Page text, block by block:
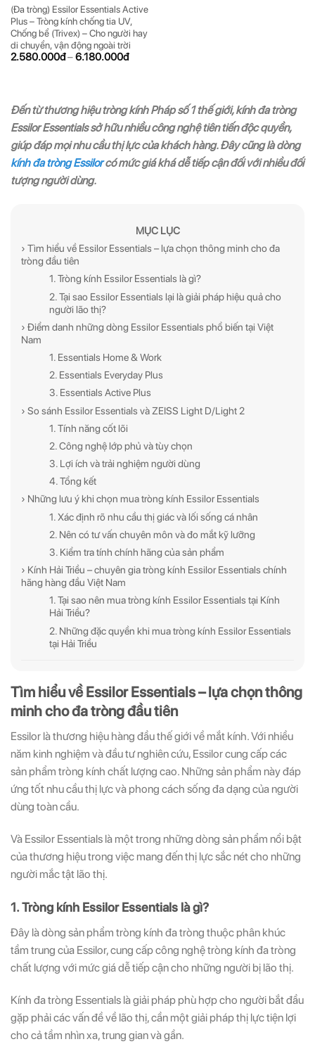
(Đa tròng) Essilor Essentials Active
Plus – Tròng kính chống tia UV,
Chống bể (Trivex) – Cho người hay
di chuyển, vận động ngoài trời
2.580.000đ–6.180.000đ
Đến từ thương hiệu tròng kính Pháp số 1 thế giới, kính đa tròng
Essilor Essentials sở hữu nhiều công nghệ tiên tiến độc quyền,
giúp đáp mọi nhu cầu thị lực của khách hàng. Đây cũng là dòng
kính đa tròng Essilorcó mức giá khá dễ tiếp cận đối với nhiều đối
tượng người dùng.
MỤC LỤC
› Tìm hiểu về Essilor Essentials – lựa chọn thông minh cho đa
tròng đầu tiên
1. Tròng kính Essilor Essentials là gì?
2. Tại sao Essilor Essentials lại là giải pháp hiệu quả cho
người lão thị?
› Điểm danh những dòng Essilor Essentials phổ biến tại Việt
Nam
1. Essentials Home & Work
2. Essentials Everyday Plus
3. Essentials Active Plus
› So sánh Essilor Essentials và ZEISS Light D/Light 2
1. Tính năng cốt lõi
2. Công nghệ lớp phủ và tùy chọn
3. Lợi ích và trải nghiệm người dùng
4. Tổng kết
› Những lưu ý khi chọn mua tròng kính Essilor Essentials
1. Xác định rõ nhu cầu thị giác và lối sống cá nhân
2. Nên có tư vấn chuyên môn và đo mắt kỹ lưỡng
3. Kiểm tra tính chính hãng của sản phẩm
› Kính Hải Triều – chuyên gia tròng kính Essilor Essentials chính
hãng hàng đầu Việt Nam
1. Tại sao nên mua tròng kính Essilor Essentials tại Kính
Hải Triều?
2. Những đặc quyền khi mua tròng kính Essilor Essentials
tại Hải Triều
Tìm hiểu về Essilor Essentials – lựa chọn thông
minh cho đa tròng đầu tiên
Essilor là thương hiệu hàng đầu thế giới về mắt kính. Với nhiều
năm kinh nghiệm và đầu tư nghiên cứu, Essilor cung cấp các
sản phẩm tròng kính chất lượng cao. Những sản phẩm này đáp
ứng tốt nhu cầu thị lực và phong cách sống đa dạng của người
dùng toàn cầu.
Và Essilor Essentials là một trong những dòng sản phẩm nổi bật
của thương hiệu trong việc mang đến thị lực sắc nét cho những
người mắc tật lão thị.
1. Tròng kính Essilor Essentials là gì?
Đây là dòng sản phẩm tròng kính đa tròng thuộc phân khúc
tầm trung của Essilor, cung cấp công nghệ tròng kính đa tròng
chất lượng với mức giá dễ tiếp cận cho những người bị lão thị.
Kính đa tròng Essentials là giải pháp phù hợp cho người bắt đầu
gặp phải các vấn đề về lão thị, cần một giải pháp thị lực tiện lợi
cho cả tầm nhìn xa, trung gian và gần.
Triều)
Triều)